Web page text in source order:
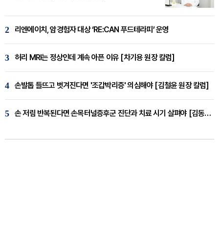
2 리엔에이치, 암경험자 대상 ‘RE:CAN 푸드테라피’ 운영
3 허리 MRI는 정상인데 계속 아픈 이유 [차기용 원장 칼럼]
4 손발톱 들뜨고 벗겨진다면 '조갑박리증' 의심해야 [김철윤 원장 칼럼]
5 손 저림 반복된다면 손목터널증후군 진단과 치료 시기 살펴야 [김동현 원장 칼럼]